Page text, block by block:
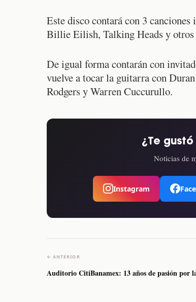
Este disco contará con 3
Billie Eilish, Talking Heads y otros
De igual forma contarán con
vuelve a tocar la guitarra con
Rodgers y Warren Cuccurullo.
¿Te
Noticias de
Instagram
← ANTERIOR
Auditorio CitiBanamex: 13 años de pasión por